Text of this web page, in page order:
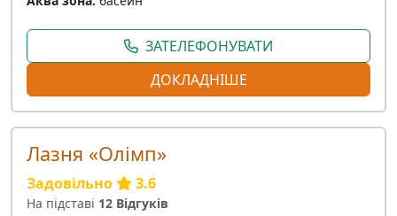
ЗАТЕЛЕФОНУВАТИ
ДОКЛАДНІШЕ
Лазня «Олiмп»
Задовільно 3.6
На підставі 12 Відгуків